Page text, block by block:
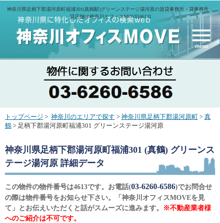
神奈川県足柄下郡湯河原町福浦301(真鶴駅)グリーンステージ湯河原の賃貸事務所・貸事務所・
貸店舗は神奈川オフィスMOVE[4613]
menu
トップページ > 神奈川のエリアで探す > 神奈川県足柄下郡湯河原町 > 真
鶴 > 足柄下郡湯河原町福浦301 グリーンステージ湯河原
神奈川県足柄下郡湯河原町福浦301 (真鶴) グリーンス
テージ湯河原 詳細データ
この物件の物件番号は4613です。お電話(03-6260-6586)でお問合せ
の際は物件番号をお知らせ下さい。「神奈川オフィスMOVEを見
て」とお伝えいただくと話がスムーズに進みます。
※不動産業者様
へのご紹介は不可です。